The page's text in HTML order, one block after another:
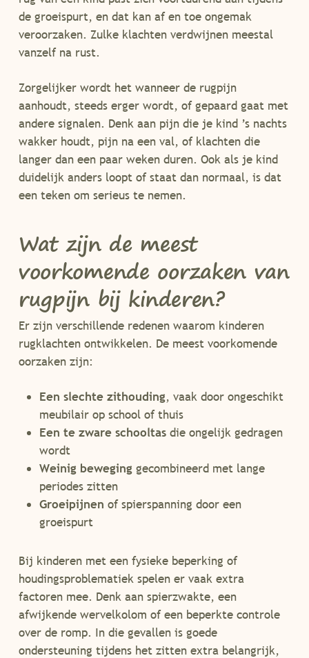
de groeispurt, en dat kan af en toe ongemak
veroorzaken. Zulke klachten verdwijnen meestal
vanzelf na rust.
Zorgelijker wordt het wanneer de rugpijn
aanhoudt, steeds erger wordt, of gepaard gaat met
andere signalen. Denk aan pijn die je kind ’s nachts
wakker houdt, pijn na een val, of klachten die
langer dan een paar weken duren. Ook als je kind
duidelijk anders loopt of staat dan normaal, is dat
een teken om serieus te nemen.
Wat zijn de meest
voorkomende oorzaken van
rugpijn bij kinderen?
Er zijn verschillende redenen waarom kinderen
rugklachten ontwikkelen. De meest voorkomende
oorzaken zijn:
Een slechte zithouding, vaak door ongeschikt
meubilair op school of thuis
Een te zware schooltasdie ongelijk gedragen
wordt
Weinig beweginggecombineerd met lange
periodes zitten
Groeipijnen of spierspanning door een
groeispurt
Bij kinderen met een fysieke beperking of
houdingsproblematiek spelen er vaak extra
factoren mee. Denk aan spierzwakte, een
afwijkende wervelkolom of een beperkte controle
over de romp. In die gevallen is goede
ondersteuning tijdens het zitten extra belangrijk,